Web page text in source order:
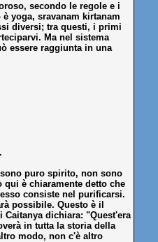
secondo le regole e i
yoga, sravanam kirtanam
diversi; tra questi, i primi
Ma nel sistema
essere raggiunta in una
puro spirito, non sono
è chiaramente detto che
consiste nel purificarsi.
possibile. Questo è il
Caitanya dichiara: "Quest'era
in tutta la storia della
modo, non c'è altro